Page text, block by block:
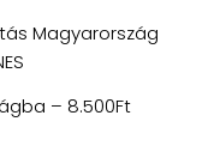
Magyarország
– 8.500Ft